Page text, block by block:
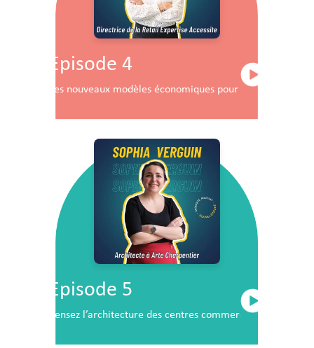
Episode 4
Les nouveaux modèles économiques pour les centres
Episode 5
Pensez l’architecture des centres commerciaux de demain